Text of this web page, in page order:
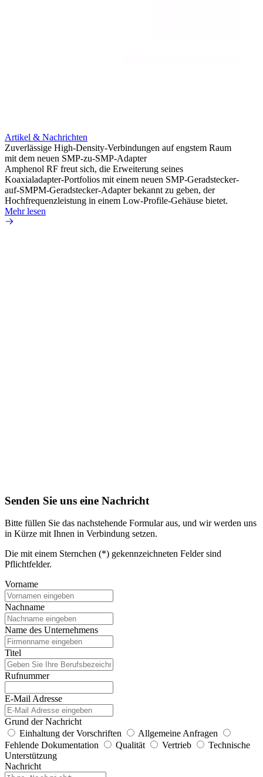
Artikel & Nachrichten
Zuverlässige High-Density-Verbindungen auf engstem Raum
mit dem neuen SMP-zu-SMP-Adapter
Amphenol RF freut sich, die Erweiterung seines
Koaxialadapter-Portfolios mit einem neuen SMP-Geradstecker-
auf-SMPM-Geradstecker-Adapter bekannt zu geben, der
Hochfrequenzleistung in einem Low-Profile-Gehäuse bietet.
Mehr lesen
Senden Sie uns eine Nachricht
Bitte füllen Sie das nachstehende Formular aus, und wir werden uns
in Kürze mit Ihnen in Verbindung setzen.
Die mit einem Sternchen (*) gekennzeichneten Felder sind
Pflichtfelder.
Vorname
Nachname
Name des Unternehmens
Titel
Rufnummer
E-Mail Adresse
Grund der Nachricht
Einhaltung der Vorschriften
Allgemeine Anfragen
Fehlende Dokumentation
Qualität Vertrieb
Technische
Unterstützung
Nachricht